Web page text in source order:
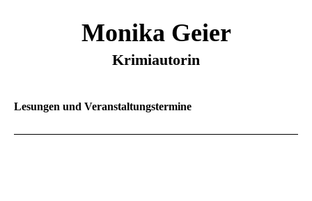
Monika Geier
Krimiautorin
Lesungen und Veranstaltungstermine